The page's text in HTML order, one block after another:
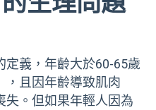
定義，年齡大於60-65歲
，且因年齡導致肌肉
失。但如果年輕人因為